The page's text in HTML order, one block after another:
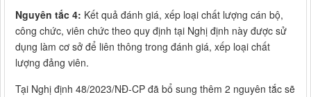
Nguyên tắc 4: Kết quả đánh giá, xếp loại chất lượng cán bộ,
công chức, viên chức theo quy định tại Nghị định này được sử
dụng làm cơ sở để liên thông trong đánh giá, xếp loại chất
lượng đảng viên.
Tại Nghị định 48/2023/NĐ-CP đã bổ sung thêm 2 nguyên tắc sẽ